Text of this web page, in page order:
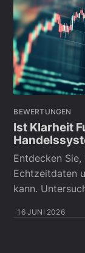
BEWERTUNGEN
Ist Klarheit
Entdecken
Echtzeitdaten
kann.
16 JUNI 2026